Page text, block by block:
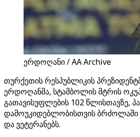
ერდოღანი / AA Archive
თურქეთის რესპუბლიკის
ერდოღანმა, სტამბოლის მტრის
გათავისუფლების 102 წლისთავზე,
დამოუკიდებლობისთვის ბრძოლაში
და ვეტერანებს.